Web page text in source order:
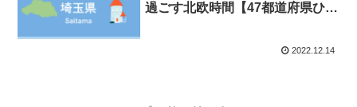
過ごす北欧時間【47都道府県ひと
2022.12.14